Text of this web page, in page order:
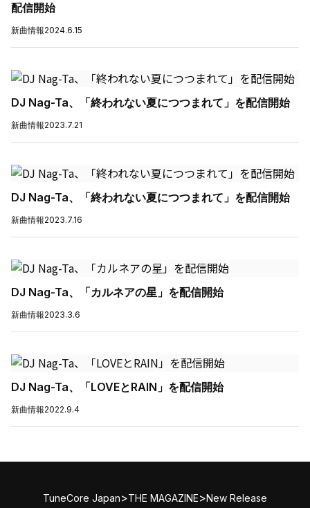
配信開始
新曲情報2024.6.15
DJ Nag-Ta、「終われない夏につつまれて」を配信開始
新曲情報2023.7.21
DJ Nag-Ta、「終われない夏につつまれて」を配信開始
新曲情報2023.7.16
DJ Nag-Ta、「カルネアの星」を配信開始
新曲情報2023.3.6
DJ Nag-Ta、「LOVEとRAIN」を配信開始
新曲情報2022.9.4
TuneCore Japan>THE MAGAZINE>New Release